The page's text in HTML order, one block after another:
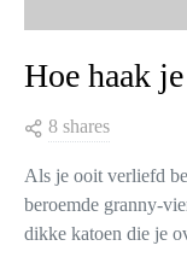
Hoe haak
8 shares
Als je ooit verliefd
beroemde granny-
dikke katoen die je